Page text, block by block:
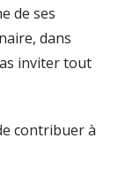
de ses
dans
inviter tout
contribuer à